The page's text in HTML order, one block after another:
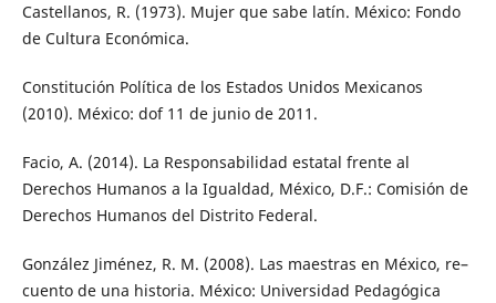
Castellanos, R. (1973). Mujer que sabe latín. México: Fondo
de Cultura Económica.
Constitución Política de los Estados Unidos Mexicanos
(2010). México: dof 11 de junio de 2011.
Facio, A. (2014). La Responsabilidad estatal frente al
Derechos Humanos a la Igualdad, México, D.F.: Comisión de
Derechos Humanos del Distrito Federal.
González Jiménez, R. M. (2008). Las maestras en México, re–
cuento de una historia. México: Universidad Pedagógica